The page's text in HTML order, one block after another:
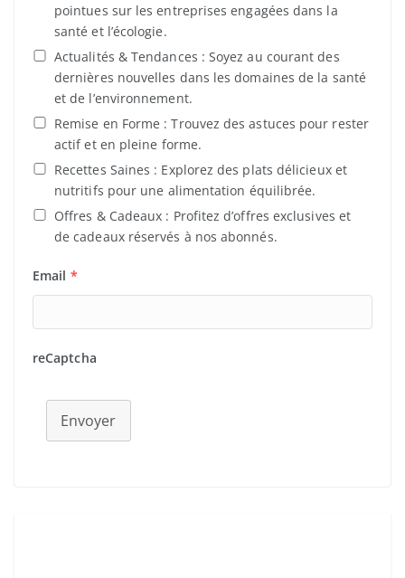
pointues sur les entreprises engagées dans la
santé et l’écologie.
Actualités & Tendances : Soyez au courant des
dernières nouvelles dans les domaines de la santé
et de l’environnement.
Remise en Forme : Trouvez des astuces pour rester
actif et en pleine forme.
Recettes Saines : Explorez des plats délicieux et
nutritifs pour une alimentation équilibrée.
Offres & Cadeaux : Profitez d’offres exclusives et
de cadeaux réservés à nos abonnés.
Email *
reCaptcha
Envoyer